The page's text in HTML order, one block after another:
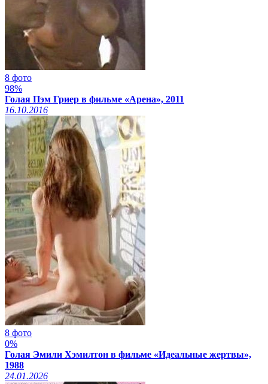
8 фото
98%
Голая Пэм Гриер в фильме «Арена», 2011
16.10.2016
8 фото
0%
Голая Эмили Хэмилтон в фильме «Идеальные жертвы»,
1988
24.01.2026